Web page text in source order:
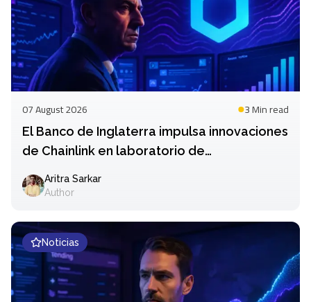
07 August 2026 3 Minread
El Banco de Inglaterra impulsa innovaciones
de Chainlink en laboratorio de
Aritra Sarkar
Author
Noticias